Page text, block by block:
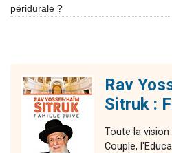
péridurale ?
Rav
Sitruk :
Toute la vision
Couple,